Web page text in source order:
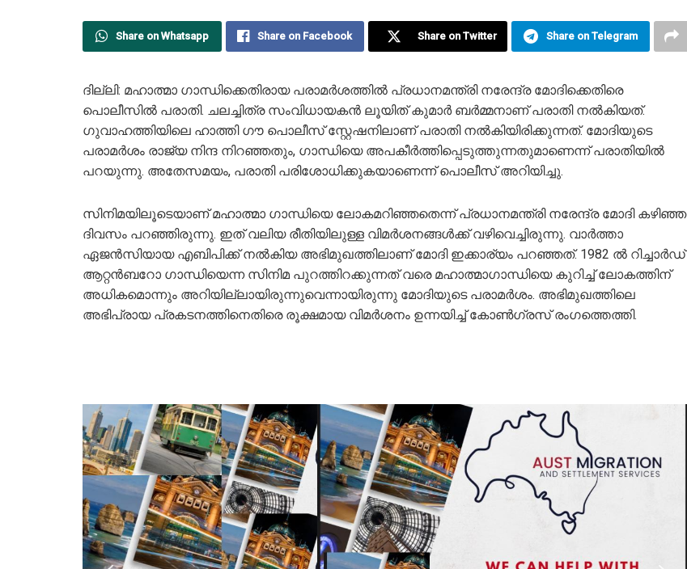
Share on Whatsapp Share on Facebook Share on Twitter Share on Telegram
ദില്ലി: മഹാത്മാ ​ഗാന്ധിക്കെതിരായ പരാമർശത്തിൽ പ്രധാനമന്ത്രി നരേന്ദ്ര മോദിക്കെതിരെ
പൊലീസിൽ പരാതി. ചലച്ചിത്ര സംവിധായകൻ ലൂയിത് കുമാർ ബർമ്മനാണ് പരാതി നൽകിയത്.
ഗുവാഹത്തിയിലെ ഹാത്തി ഗൗ പൊലീസ് സ്റ്റേഷനിലാണ് പരാതി നൽകിയിരിക്കുന്നത്. മോദിയുടെ
പരാമർശം രാജ്യ നിന്ദ നിറഞ്ഞതും, ഗാന്ധിയെ അപകീർത്തിപ്പെടുത്തുന്നതുമാണെന്ന് പരാതിയിൽ
പറയുന്നു. അതേസമയം, പരാതി പരിശോധിക്കുകയാണെന്ന് പൊലീസ് അറിയിച്ചു.
സിനിമയിലൂടെയാണ് മഹാത്മാ ​ഗാന്ധിയെ ലോകമറിഞ്ഞതെന്ന് പ്രധാനമന്ത്രി നരേന്ദ്ര മോദി കഴിഞ്ഞ
ദിവസം പറഞ്ഞിരുന്നു. ഇത് വലിയ രീതിയിലുള്ള വിമർശനങ്ങൾക്ക് വഴിവെച്ചിരുന്നു. വാർത്താ
ഏജൻസിയായ എബിപിക്ക് നല്‍കിയ അഭിമുഖത്തിലാണ് മോദി ഇക്കാര്യം പറഞ്ഞത്. 1982 ൽ റിച്ചാർഡ്
ആറ്റൻബറോ ഗാന്ധിയെന്ന സിനിമ പുറത്തിറക്കുന്നത് വരെ മഹാത്മാഗാന്ധിയെ കുറിച്ച് ലോകത്തിന്
അധികമൊന്നും അറിയില്ലായിരുന്നുവെന്നായിരുന്നു മോദിയുടെ പരാമർശം. അഭിമുഖത്തിലെ
അഭിപ്രായ പ്രകടനത്തിനെതിരെ രൂക്ഷമായ വിമർശനം ഉന്നയിച്ച് കോൺഗ്രസ് രംഗത്തെത്തി.